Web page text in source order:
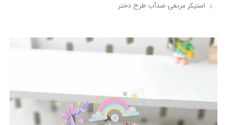
استیکر مربعی ضدآب طرح دختر